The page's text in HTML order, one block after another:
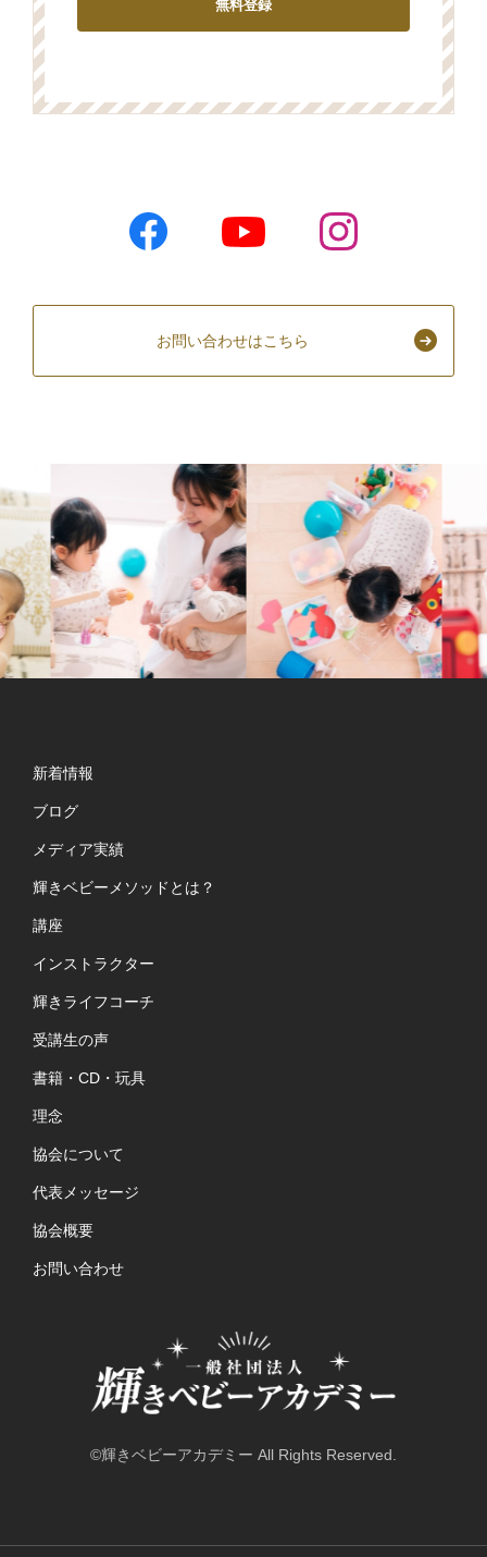
お問い合わせはこちら
©輝きベビーアカデミー All Rights Reserved.
新着情報
ブログ
メディア実績
輝きベビーメソッドとは？
講座
インストラクター
輝きライフコーチ
受講生の声
書籍・CD・玩具
理念
協会について
代表メッセージ
協会概要
お問い合わせ